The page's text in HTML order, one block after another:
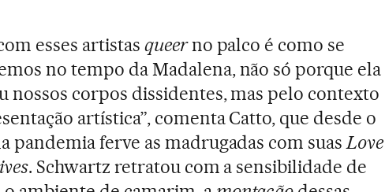
esses artistas queerno palco é como se
no tempo da Madalena, não só porque ela
nossos corpos dissidentes, mas pelo contexto
artística”, comenta Catto, que desde o
pandemia ferve as madrugadas com suasLove
. Schwartz retratou com a sensibilidade de